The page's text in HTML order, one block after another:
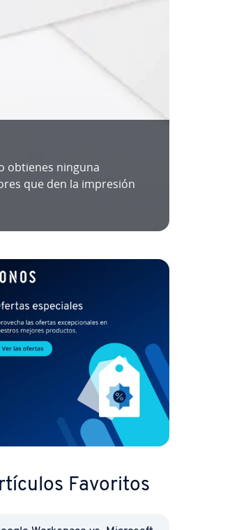
obtienes ninguna
que den la impresión
Favoritos